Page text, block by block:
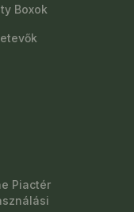
Boxok
Piactér